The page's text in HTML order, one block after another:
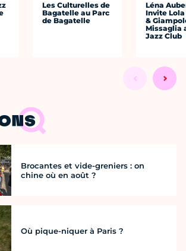
Les Culturelles de
Bagatelle au Parc
de Bagatelle
Léna
Invite Lola
&
Missaglia
Jazz Club
Brocantes et vide-greniers : on
chine où en août ?
Où pique-niquer à Paris ?